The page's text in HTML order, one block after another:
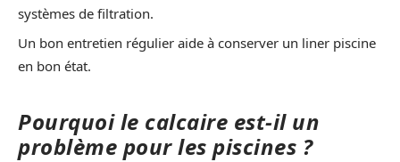
systèmes de filtration.
Un bon entretien régulier aide à conserver un liner piscine
en bon état.
Pourquoi le calcaire est-il un
problème pour les piscines ?